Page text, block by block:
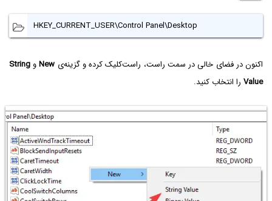
HKEY_CURRENT_USER\Control Panel\Desktop
اکنون در فضای خالی در سمت راست، راست‌کلیک کرده و گزینه‌ی Newو String
Value‌ را انتخاب کنید.